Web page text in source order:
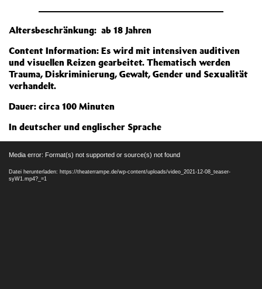
Altersbeschränkung: ab 18 Jahren
Content Information: Es wird mit intensiven auditiven
und visuellen Reizen gearbeitet. Thematisch werden
Trauma, Diskriminierung, Gewalt, Gender und Sexualität
verhandelt.
Dauer: circa 100 Minuten
In deutscher und englischer Sprache
Player
Media error: Format(s) not supported or source(s) not found
Datei herunterladen: https://theaterrampe.de/wp-content/uploads/video_2021-12-08_teaser-
syW1.mp4?_=1